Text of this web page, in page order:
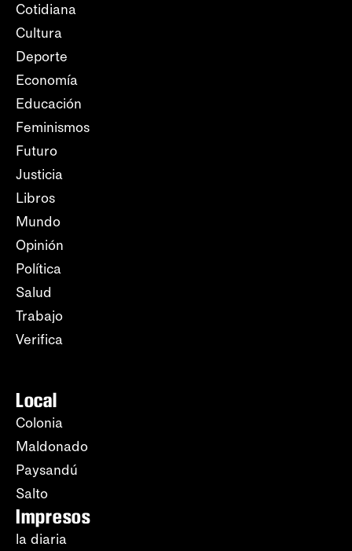
Cotidiana
Cultura
Deporte
Economía
Educación
Feminismos
Futuro
Justicia
Libros
Mundo
Opinión
Política
Salud
Trabajo
Verifica
Local
Colonia
Maldonado
Paysandú
Salto
Impresos
la diaria